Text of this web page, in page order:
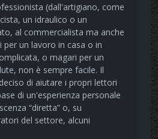
(dall'artigiano, come
un idraulico o un
al commercialista ma anche
per un lavoro in casa o in
o magari per un
non è sempre facile. Il
di aiutare i propri lettori
di un'esperienza personale
“diretta” o, su
del settore, alcuni